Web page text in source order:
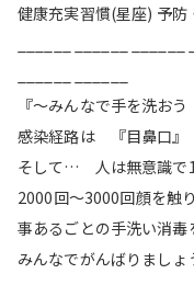
健康充実習慣(星座) 予
『〜みんなで手を洗おう
感染経路は 『目鼻口』
そして… 人は無意識で1
2000回〜3000回顔を触り
事あるごとの手洗い消毒
みんなでがんばりましょ